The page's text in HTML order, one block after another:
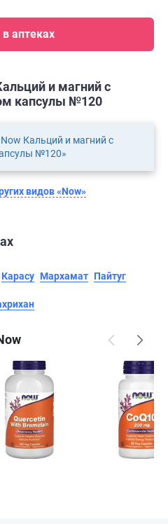
в аптеках
и магний с
капсулы №120
Кальций и магний с
№120»
видов «Now»
Карасу Мархамат Пайтуг